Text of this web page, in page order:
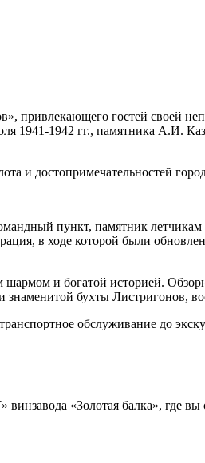
привлекающего гостей своей
1942 гг., памятника А.И.
и достопримечательностей
пункт, памятник
в ходе которой были
и богатой историей.
бухты Листригонов,
обслуживание до
«Золотая балка», где